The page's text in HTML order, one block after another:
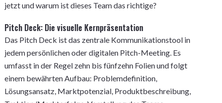
jetzt und warum ist dieses Team das richtige?
Pitch Deck: Die visuelle Kernpräsentation
Das Pitch Deck ist das zentrale Kommunikationstool in
jedem persönlichen oder digitalen Pitch-Meeting. Es
umfasst in der Regel zehn bis fünfzehn Folien und folgt
einem bewährten Aufbau: Problemdefinition,
Lösungsansatz, Marktpotenzial, Produktbeschreibung,